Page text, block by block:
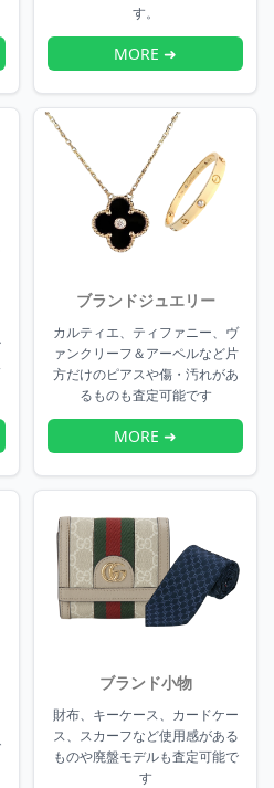
す。
MORE ➜
ブランドジュエリー
カルティエ、ティファニー、ヴ
ァンクリーフ＆アーペルなど片
方だけのピアスや傷・汚れがあ
るものも査定可能です
MORE ➜
ブランド小物
財布、キーケース、カードケー
ス、スカーフなど使用感がある
ものや廃盤モデルも査定可能で
す